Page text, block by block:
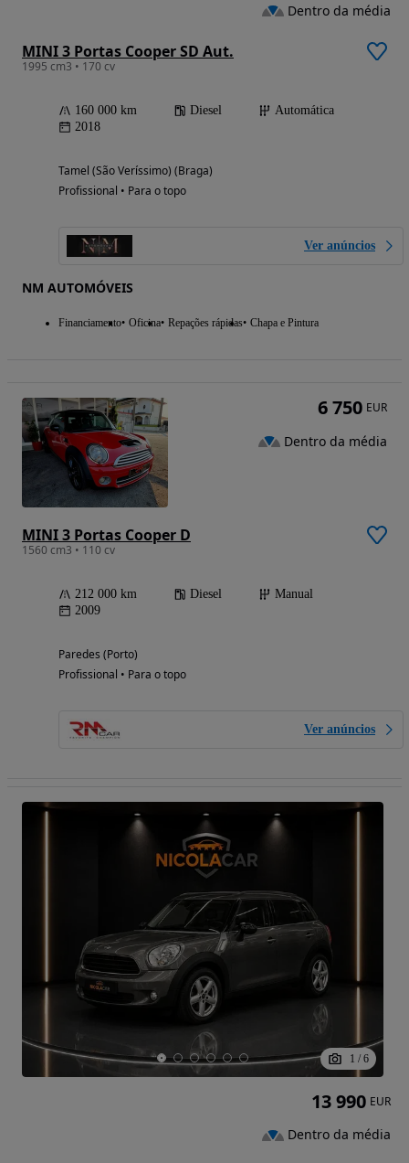
MINI 3 Portas Cooper SD Aut.
1995 cm3 • 170 cv
160 000 km Diesel
Automática
2018
Tamel (São Veríssimo) (Braga)
Profissional • Para o topo
Ver anúncios
NM AUTOMÓVEIS
Financiamento Oficina Repações rápidas Chapa e Pintura
Dentro da média
MINI 3 Portas Cooper D
1560 cm3 • 110 cv
212 000 km Diesel
Manual
2009
Paredes (Porto)
Profissional • Para o topo
Ver anúncios
6 750 EUR
Dentro da média
1 / 6
13 990 EUR
Dentro da média